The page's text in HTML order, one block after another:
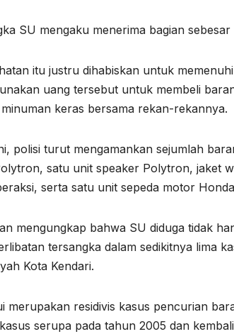
SU mengaku menerima bagian
itu justru dihabiskan untuk
uang tersebut untuk membeli
keras bersama rekan-rekannya.
polisi turut mengamankan sejumlah
satu unit speaker Polytron, jaket
serta satu unit sepeda motor
mengungkap bahwa SU diduga tidak
tersangka dalam sedikitnya lima
Kota Kendari.
merupakan residivis kasus pencurian
serupa pada tahun 2005 dan